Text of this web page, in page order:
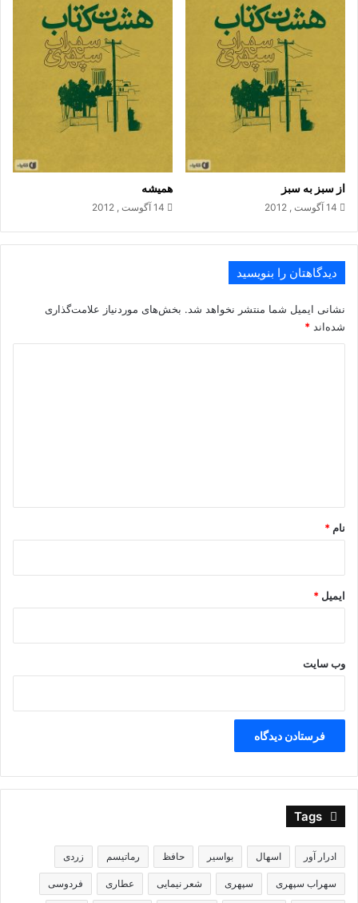
نکند اندوهی ، سر رسد از پس کوه .
چه کسی پشت درختان است ؟
هیچ ، می‌چرد گاوی در کرد .
ظهر تابستان است .
سایه‌ها می‌دانند ، که چه تابستانی است .
سایه‌هایی بی لک ،
گوشه‌ای روشن و پاک ،
و چنان بی تابم ، که دلم می‌خواهد
.
سپهری سهراب سپهری
از سبز به سبز
14 آگوست , 2012
همیشه
14 آگوست , 2012
دیدگاهتان را بنویسید
نشانی ایمیل شما منتشر نخواهد شد. بخش‌های موردنیاز علامت‌گذاری
شده‌اند *
نام *
ایمیل *
وب‌ سایت
Tags
ادرار آور اسهال بواسیر حافظ رماتیسم زردی
سهراب سپهری سپهری شعر نیمایی عطاری فردوسی